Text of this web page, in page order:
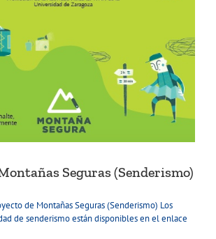
Seguras (Senderismo)
de Montañas Seguras (Senderismo) Los
de senderismo están disponibles en el enlace